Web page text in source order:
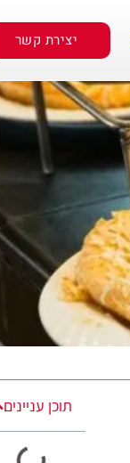
יצירת קשר
תוכן עניינים